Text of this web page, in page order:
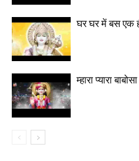
घर घर में बस एक
म्हारा प्यारा